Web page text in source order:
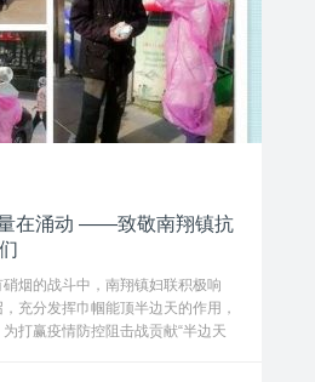
量在涌动 ——致敬南翔镇抗
烟的战斗中，南翔镇妇联积极响
充分发挥巾帼能顶半边天的作用，
打赢疫情防控阻击战贡献“半边天